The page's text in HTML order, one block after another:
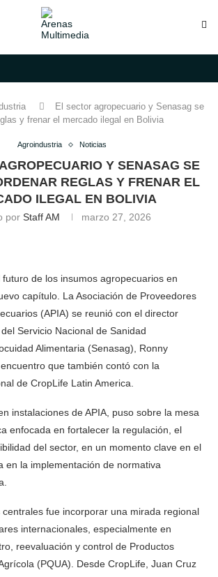
El sector agropecuario y Senasag se
y frenar el mercado ilegal en Bolivia
Agroindustria Noticias
Y SENASAG SE
REGLAS Y FRENAR EL
ILEGAL EN BOLIVIA
por Staff AM marzo 27, 2026
de los insumos agropecuarios en
capítulo. La Asociación de Proveedores
(APIA) se reunió con el director
Servicio Nacional de Sanidad
Alimentaria (Senasag), Ronny
que también contó con la
de CropLife Latin America.
instalaciones de APIA, puso sobre la mesa
enfocada en fortalecer la regulación, el
del sector, en un momento clave en el
en la implementación de normativa
centrales fue incorporar una mirada regional
internacionales, especialmente en
reevaluación y control de Productos
(PQUA). Desde CropLife, Juan Cruz